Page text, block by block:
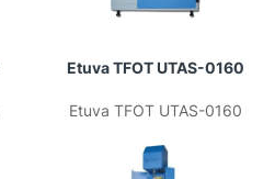
Etuva TFOT UTAS-0160
Etuva TFOT UTAS-0160